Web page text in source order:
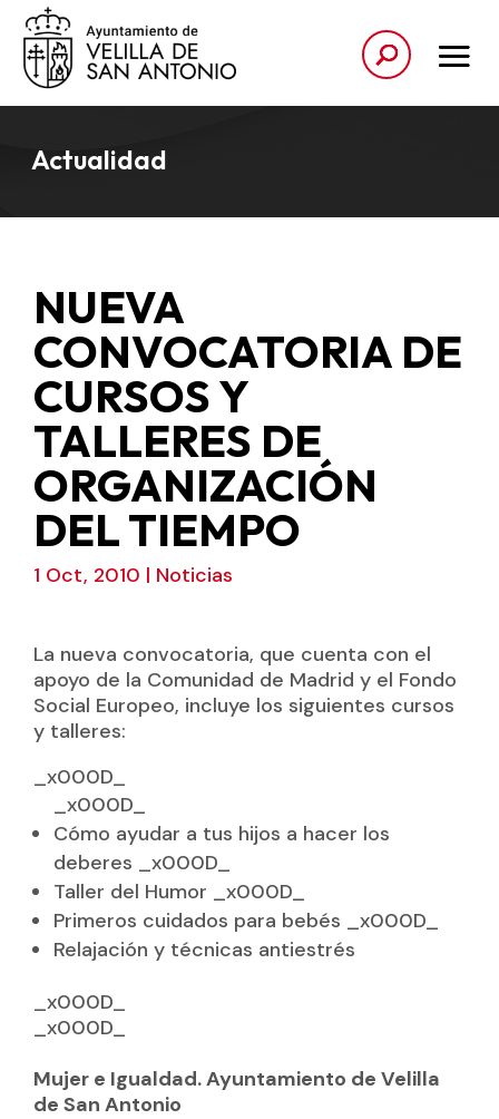
Actualidad
NUEVA
CONVOCATORIA DE
CURSOS Y
TALLERES DE
ORGANIZACIÓN
DEL TIEMPO
1 Oct, 2010 | Noticias
La nueva convocatoria, que cuenta con el
apoyo de la Comunidad de Madrid y el Fondo
Social Europeo, incluye los siguientes cursos
y talleres:
_x000D_
_x000D_
Cómo ayudar a tus hijos a hacer los
deberes _x000D_
Taller del Humor _x000D_
Primeros cuidados para bebés _x000D_
Relajación y técnicas antiestrés
_x000D_
_x000D_
Mujer e Igualdad. Ayuntamiento de Velilla
de San Antonio